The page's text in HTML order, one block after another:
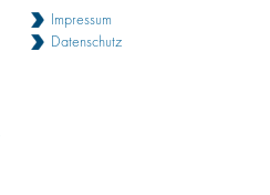
Impressum
Datenschutz